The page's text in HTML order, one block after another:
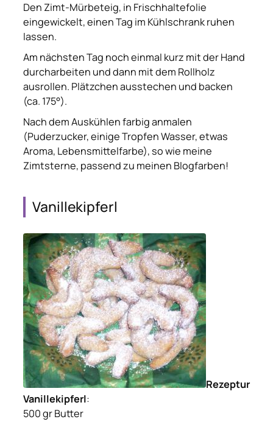
Den Zimt-Mürbeteig, in Frischhaltefolie
eingewickelt, einen Tag im Kühlschrank ruhen
lassen.
Am nächsten Tag noch einmal kurz mit der Hand
durcharbeiten und dann mit dem Rollholz
ausrollen. Plätzchen ausstechen und backen
(ca. 175°).
Nach dem Auskühlen farbig anmalen
(Puderzucker, einige Tropfen Wasser, etwas
Aroma, Lebensmittelfarbe), so wie meine
Zimtsterne, passend zu meinen Blogfarben!
Vanillekipferl
Rezeptur
Vanillekipferl:
500 gr Butter